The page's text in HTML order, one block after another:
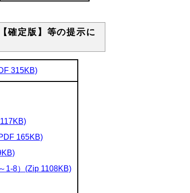
確定版】等の提示に
315KB)
165KB)
1-8）(Zip 1108KB)